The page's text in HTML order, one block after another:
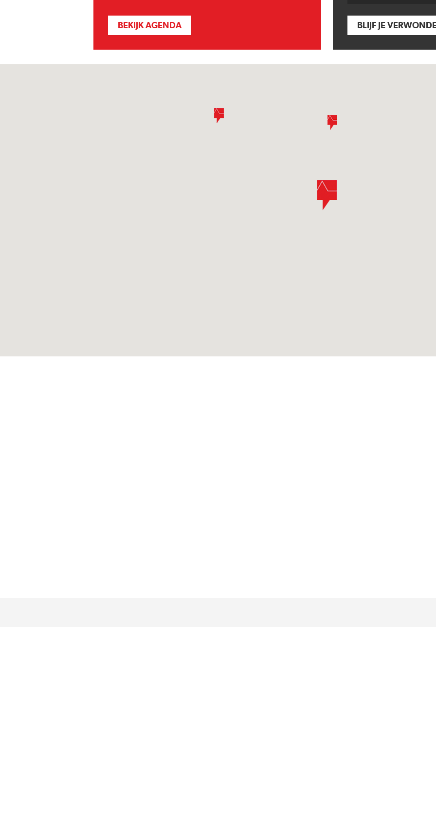
BEKIJK AGENDA BLIJF JE